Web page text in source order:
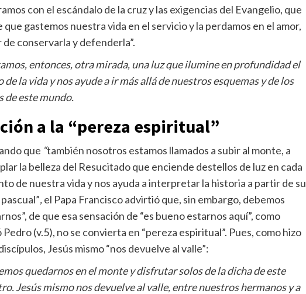
con el escándalo de la cruz y las exigencias del Evangelio, que
que gastemos nuestra vida en el servicio y la perdamos en el amor,
de conservarla y defenderla”.
entonces, otra mirada, una luz que ilumine en profundidad el
la vida y nos ayude a ir más allá de nuestros esquemas y de los
de este mundo.
a la “pereza espiritual”
que “también nosotros estamos llamados a subir al monte, a
la belleza del Resucitado que enciende destellos de luz en cada
de nuestra vida y nos ayuda a interpretar la historia a partir de su
,el Papa Francisco advirtió que, sin embargo, debemos
de que esa sensación de “es bueno estarnos aquí”, como
Pedro (v.5), no se convierta en “pereza espiritual”. Pues, como hizo
Jesús mismo “nos devuelve al valle”:
quedarnos en el monte y disfrutar solos de la dicha de este
Jesús mismo nos devuelve al valle, entre nuestros hermanos y a